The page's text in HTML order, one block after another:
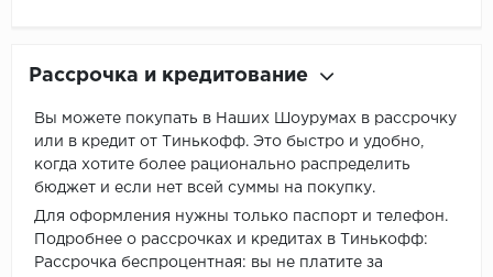
Рассрочка и кредитование
Вы можете покупать в Наших Шоурумах в рассрочку
или в кредит от Тинькофф. Это быстро и удобно,
когда хотите более рационально распределить
бюджет и если нет всей суммы на покупку.
Для оформления нужны только паспорт и телефон.
Подробнее о рассрочках и кредитах в Тинькофф:
Рассрочка беспроцентная: вы не платите за